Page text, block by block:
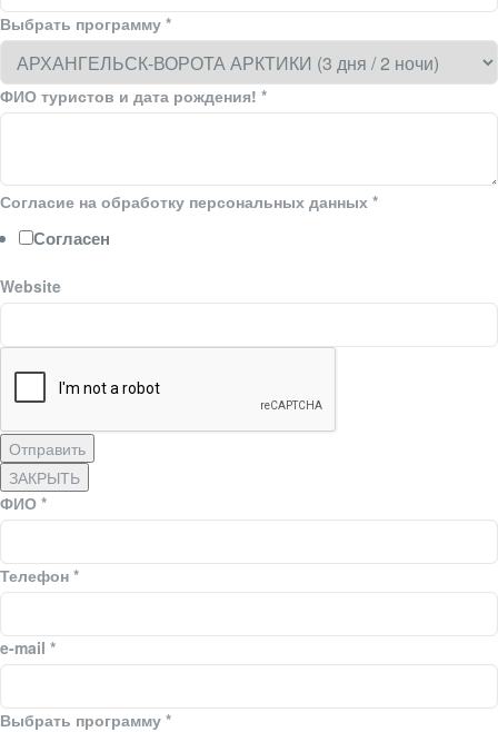
Выбрать программу *
ФИО туристов и дата рождения! *
Согласие на обработку персональных данных *
Согласен
Website
Отправить
ЗАКРЫТЬ
ФИО *
Телефон *
e-mail *
Выбрать программу *